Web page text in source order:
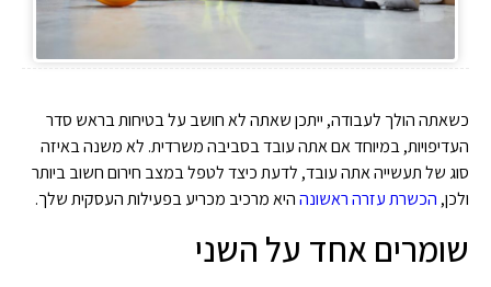
כשאתה הולך לעבודה, ייתכן שאתה לא חושב על בטיחות בראש סדר
העדיפויות, במיוחד אם אתה עובד בסביבה משרדית. לא משנה באיזה
סוג של תעשייה אתה עובד, לדעת כיצד לטפל במצב חירום חשוב ביותר
ולכן, הכשרת עזרה ראשונההיא מרכיב מכריע בפעילות העסקית שלך.
שומרים אחד על השני